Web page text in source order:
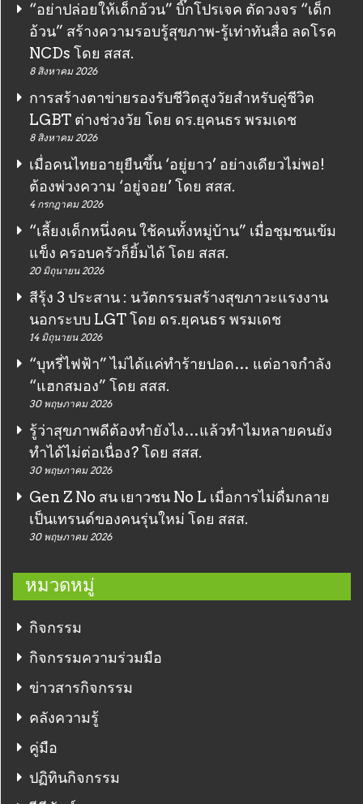
“อย่าปล่อยให้เด็กอ้วน” บิ๊กโปรเจค ตัดวงจร “เด็ก
อ้วน” สร้างความรอบรู้สุขภาพ-รู้เท่าทันสื่อ ลดโรค
NCDs โดย สสส.
8 สิงหาคม 2026
การสร้างตาข่ายรองรับชีวิตสูงวัยสำหรับคู่ชีวิต
LGBT ต่างช่วงวัย โดย ดร.ยุคนธร พรมเดช
8 สิงหาคม 2026
เมื่อคนไทยอายุยืนขึ้น ‘อยู่ยาว’ อย่างเดียวไม่พอ!
ต้องพ่วงความ ‘อยู่จอย’ โดย สสส.
4 กรกฎาคม 2026
“เลี้ยงเด็กหนึ่งคน ใช้คนทั้งหมู่บ้าน” เมื่อชุมชนเข้ม
แข็ง ครอบครัวก็ยิ้มได้ โดย สสส.
20 มิถุนายน 2026
สีรุ้ง 3 ประสาน : นวัตกรรมสร้างสุขภาวะแรงงาน
นอกระบบ LGT โดย ดร.ยุคนธร พรมเดช
14 มิถุนายน 2026
“บุหรี่ไฟฟ้า” ไม่ได้แค่ทำร้ายปอด… แต่อาจกำลัง
“แฮกสมอง” โดย สสส.
30 พฤษภาคม 2026
รู้ว่าสุขภาพดีต้องทำยังไง…แล้วทำไมหลายคนยัง
ทำได้ไม่ต่อเนื่อง? โดย สสส.
30 พฤษภาคม 2026
Gen Z No สน เยาวชน No L เมื่อการไม่ดื่มกลาย
เป็นเทรนด์ของคนรุ่นใหม่ โดย สสส.
30 พฤษภาคม 2026
หมวดหมู่
กิจกรรม
กิจกรรมความร่วมมือ
ข่าวสารกิจกรรม
คลังความรู้
คู่มือ
ปฏิทินกิจกรรม